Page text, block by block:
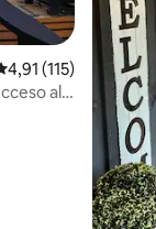
4,91 (115)
al